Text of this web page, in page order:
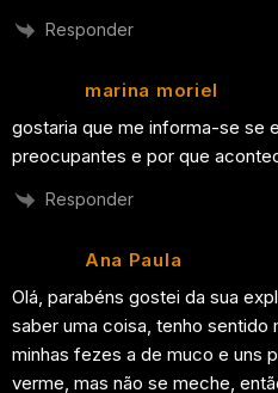
Responder
marina moriel
gostaria que me informa-se se
preocupantes e por que
Responder
Ana Paula
Olá, parabéns gostei da sua
saber uma coisa, tenho sentido
minhas fezes a de muco e uns
verme, mas não se meche,